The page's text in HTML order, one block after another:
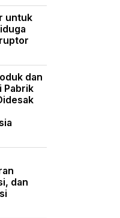
untuk
dan
Pabrik
dan